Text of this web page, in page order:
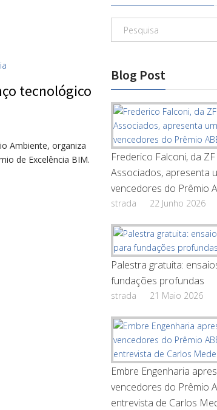
tecnológico
Ambiente, organiza
de Excelência BIM.
Blog Post
Frederico Falconi, da
Associados, apresenta
vencedores do Prêmio
strada 22 Junho 2026
Palestra gratuita:
fundações profundas
strada 21 Maio 2026
Embre Engenharia
vencedores do Prêmio
entrevista de Carlos